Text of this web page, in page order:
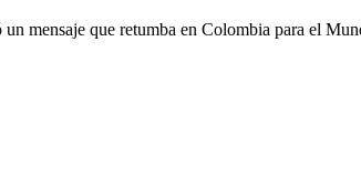
mensaje que retumba en Colombia para el